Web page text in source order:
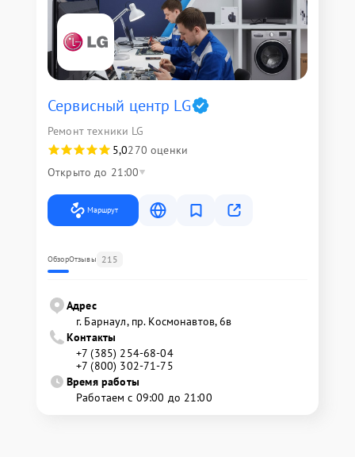
Сервисный центр LG
Ремонт техники LG
5,0270 оценки
Открыто до 21:00
Маршрут
ОбзорОтзывы 215
Адрес
г. Барнаул, ​пр. Космонавтов, 6в
Контакты
+7 (385) 254-68-04
+7 (800) 302-71-75
Время работы
Работаем с 09:00 до 21:00